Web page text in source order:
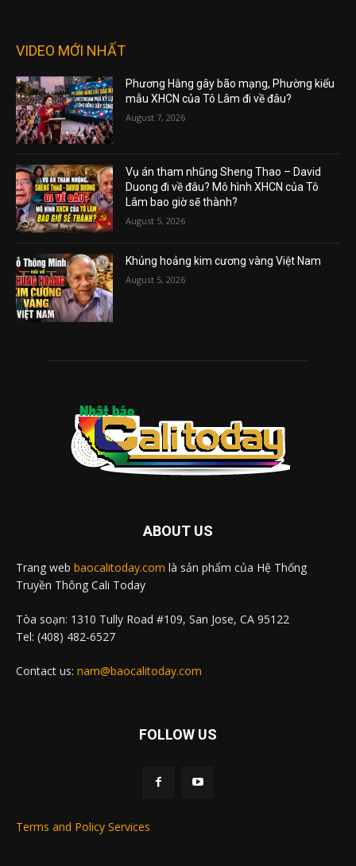
VIDEO MỚI NHẤT
Phương Hằng gây bão mạng, Phường kiểu
mẫu XHCN của Tô Lâm đi về đâu?
August 7, 2026
Vụ án tham nhũng Sheng Thao – David
Duong đi về đâu? Mô hình XHCN của Tô
Lâm bao giờ sẽ thành?
August 5, 2026
Khủng hoảng kim cương vàng Việt Nam
August 5, 2026
ABOUT US
Trang web baocalitoday.com là sản phẩm của Hệ Thống
Truyền Thông Cali Today
Tòa soạn: 1310 Tully Road #109, San Jose, CA 95122
Tel: (408) 482-6527
Contact us: nam@baocalitoday.com
FOLLOW US
Terms and Policy Services